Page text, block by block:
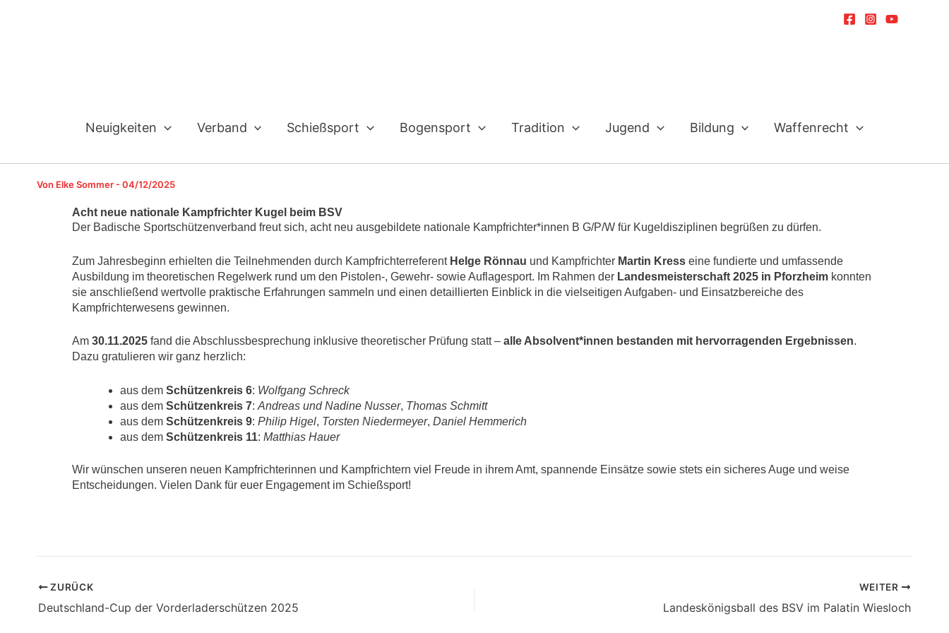
Neuigkeiten Verband Schießsport Bogensport Tradition Jugend Bildung Waffenrecht
Von Elke Sommer -04/12/2025
Acht neue nationale Kampfrichter Kugel beim BSV
Der Badische Sportschützenverband freut sich, acht neu ausgebildete nationale Kampfrichter*innen B G/P/W für Kugeldisziplinen begrüßen zu dürfen.
Zum Jahresbeginn erhielten die Teilnehmenden durch Kampfrichterreferent Helge Rönnau und Kampfrichter Martin Kress eine fundierte und umfassende
Ausbildung im theoretischen Regelwerk rund um den Pistolen-, Gewehr- sowie Auflagesport. Im Rahmen der Landesmeisterschaft 2025 in Pforzheim konnten
sie anschließend wertvolle praktische Erfahrungen sammeln und einen detaillierten Einblick in die vielseitigen Aufgaben- und Einsatzbereiche des
Kampfrichterwesens gewinnen.
Am 30.11.2025 fand die Abschlussbesprechung inklusive theoretischer Prüfung statt – alle Absolvent*innen bestanden mit hervorragenden Ergebnissen.
Dazu gratulieren wir ganz herzlich:
aus dem Schützenkreis 6: Wolfgang Schreck
aus dem Schützenkreis 7: Andreas und Nadine Nusser, Thomas Schmitt
aus dem Schützenkreis 9: Philip Higel, Torsten Niedermeyer, Daniel Hemmerich
aus dem Schützenkreis 11: Matthias Hauer
Wir wünschen unseren neuen Kampfrichterinnen und Kampfrichtern viel Freude in ihrem Amt, spannende Einsätze sowie stets ein sicheres Auge und weise
Entscheidungen. Vielen Dank für euer Engagement im Schießsport!
ZURÜCK
Deutschland-Cup der Vorderladerschützen 2025
WEITER
Landeskönigsball des BSV im Palatin Wiesloch